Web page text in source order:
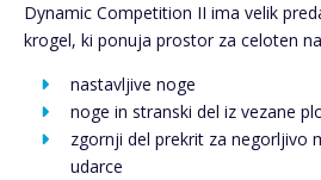
Dynamic Competition II ima velik
krogel, ki ponuja prostor za celoten
nastavljive noge
noge in stranski del iz vezane
zgornji del prekrit za negorljivo
udarce